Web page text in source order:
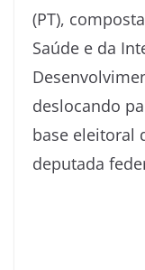
(PT),
Saúde e da
deslocando
base eleitoral
deputada